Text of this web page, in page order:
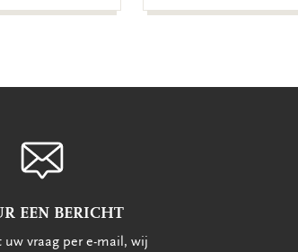
EEN BERICHT
uw vraag per e-mail, wij